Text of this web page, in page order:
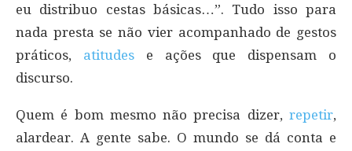
eu distribuo cestas básicas…”. Tudo isso para
nada presta se não vier acompanhado de gestos
práticos, atitudese ações que dispensam o
discurso.
Quem é bom mesmo não precisa dizer, repetir,
alardear. A gente sabe. O mundo se dá conta e